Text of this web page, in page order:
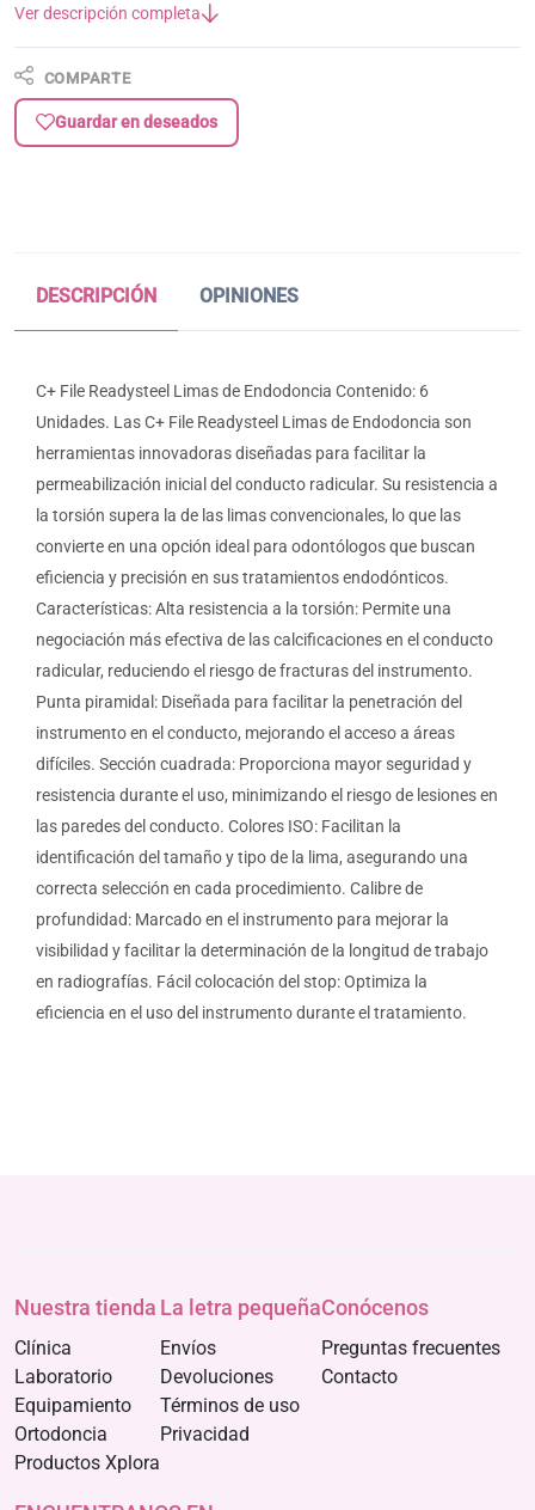
Ver descripción completa
COMPARTE
Guardar en deseados
DESCRIPCIÓN OPINIONES
C+ File Readysteel Limas de Endodoncia Contenido: 6
Unidades. Las C+ File Readysteel Limas de Endodoncia son
herramientas innovadoras diseñadas para facilitar la
permeabilización inicial del conducto radicular. Su resistencia a
la torsión supera la de las limas convencionales, lo que las
convierte en una opción ideal para odontólogos que buscan
eficiencia y precisión en sus tratamientos endodónticos.
Características: Alta resistencia a la torsión: Permite una
negociación más efectiva de las calcificaciones en el conducto
radicular, reduciendo el riesgo de fracturas del instrumento.
Punta piramidal: Diseñada para facilitar la penetración del
instrumento en el conducto, mejorando el acceso a áreas
difíciles. Sección cuadrada: Proporciona mayor seguridad y
resistencia durante el uso, minimizando el riesgo de lesiones en
las paredes del conducto. Colores ISO: Facilitan la
identificación del tamaño y tipo de la lima, asegurando una
correcta selección en cada procedimiento. Calibre de
profundidad: Marcado en el instrumento para mejorar la
visibilidad y facilitar la determinación de la longitud de trabajo
en radiografías. Fácil colocación del stop: Optimiza la
eficiencia en el uso del instrumento durante el tratamiento.
Nuestra tienda
Clínica
Laboratorio
Equipamiento
Ortodoncia
Productos Xplora
La letra pequeña
Envíos
Devoluciones
Términos de uso
Privacidad
Conócenos
Preguntas frecuentes
Contacto